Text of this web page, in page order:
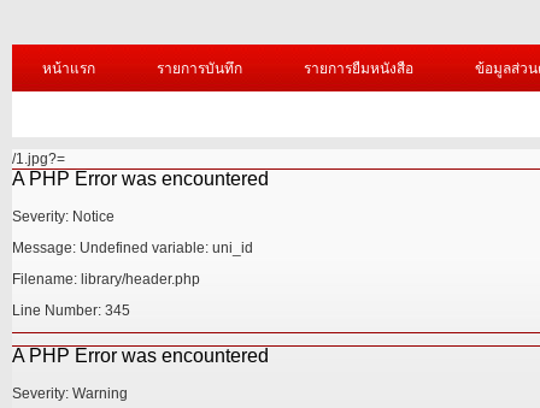
หน้าแรก รายการบันทึก รายการยืมหนังสือ ข้อมูลส่ว
/1.jpg?=
A PHP Error was encountered
Severity: Notice
Message: Undefined variable: uni_id
Filename: library/header.php
Line Number: 345
A PHP Error was encountered
Severity: Warning